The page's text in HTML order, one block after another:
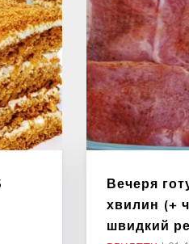
Вечеря
хвилин (+
швидкий